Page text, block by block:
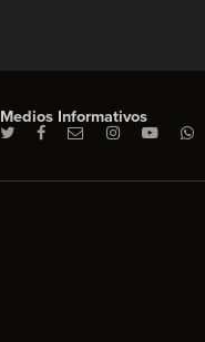
Medios Informativos